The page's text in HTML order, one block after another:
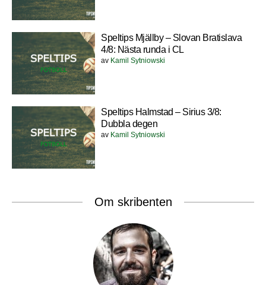
Speltips Mjällby – Slovan Bratislava
4/8: Nästa runda i CL
av Kamil Sytniowski
Speltips Halmstad – Sirius 3/8:
Dubbla degen
av Kamil Sytniowski
Om skribenten